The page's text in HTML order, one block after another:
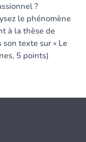
?
le phénomène
à la thèse de
son texte sur « Le
5 points)